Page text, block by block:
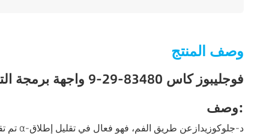
وصف المنتج
فوجليبوز كاس 83480-29-9 واجهة برمجة التطبيقات للسكري أبيض إلى أبيض مائل للصفرة مواد كيميائية دقيقة
وصف: